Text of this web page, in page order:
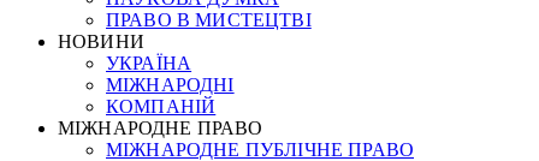
ПРАВО В МИСТЕЦТВІ
НОВИНИ
УКРАЇНА
МІЖНАРОДНІ
КОМПАНІЙ
МІЖНАРОДНЕ ПРАВО
МІЖНАРОДНЕ ПУБЛІЧНЕ ПРАВО